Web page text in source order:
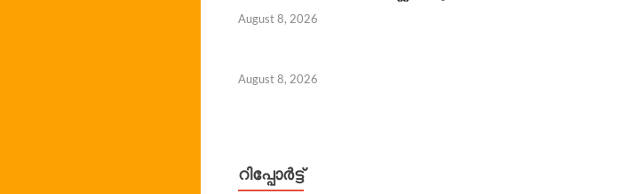
August 8, 2026
August 8, 2026
റിപ്പോര്‍ട്ട്